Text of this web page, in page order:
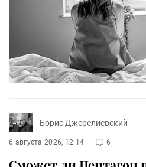
Борис Джерелиевский
6 августа 2026, 12:14 6